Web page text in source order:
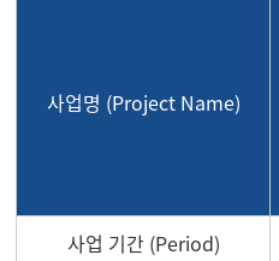
사업명 (Project Name)
사업 기간 (Period)